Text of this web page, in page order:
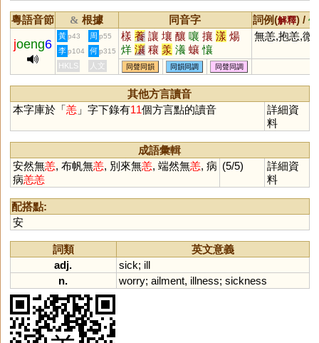
粵語音節 & 根據 同音字 詞例(解釋) /
joeng6
黃 p43 周 p55 樣 養 讓 壤 釀 嚷 攘 漾 煬
烊 瀼 穰 羕 瀁 蠰 懹
無恙,抱恙,微
李 p104 何 p315
HKLS 人文 同聲同韻 同韻同調 同聲同調
其他方言讀音
本字庫於「恙」字下錄有11個方言點的讀音
詳細資
料
成語彙輯
安然無恙, 布帆無恙, 別來無恙, 端然無恙, 病
病恙恙
(5/5)
詳細資
料
配搭點:
安
詞類
英文意義
adj.
sick; ill
n.
worry; ailment, illness; sickness